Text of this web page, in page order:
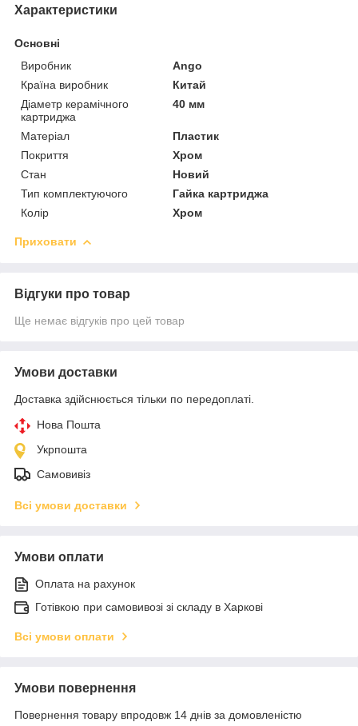
Характеристики
Основні
Виробник
Ango
Країна виробник
Китай
Діаметр керамічного
картриджа
40 мм
Матеріал
Пластик
Покриття
Хром
Стан
Новий
Тип комплектуючого
Гайка картриджа
Колір
Хром
Приховати
Відгуки про товар
Ще немає відгуків про цей товар
Умови доставки
Доставка здійснюється тільки по передоплаті.
Нова Пошта
Укрпошта
Самовивіз
Всі умови доставки
Умови оплати
Оплата на рахунок
Готівкою при самовивозі зі складу в Харкові
Всі умови оплати
Умови повернення
Повернення товару впродовж 14 днів за домовленістю